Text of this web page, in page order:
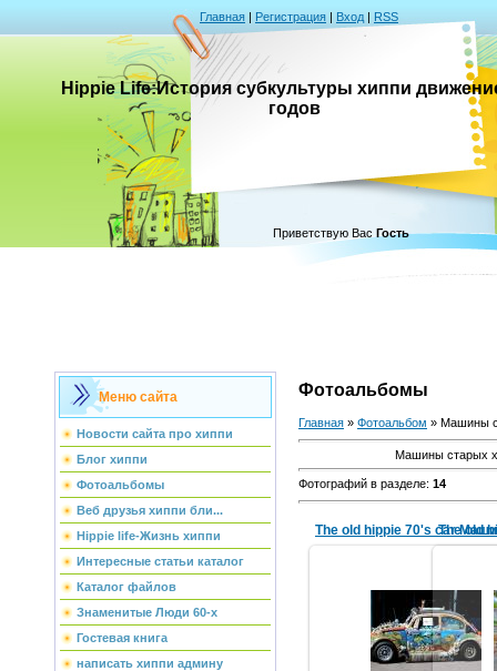
Главная | Регистрация | Вход | RSS
Hippie Life:История субкультуры хиппи
годов
Приветствую Вас Гость
Меню сайта
Новости сайта про хиппи
Блог хиппи
Фотоальбомы
Веб друзья хиппи бли...
Hippie life-Жизнь хиппи
Интересные статьи каталог
Каталог файлов
Знаменитые Люди 60-х
Гостевая книга
написать хиппи админу
Фотоальбомы
Главная » Фотоальбом » Машины
Машины старых
Фотографий в разделе: 14
09.07.2012
Машины старых хиппи
My dream car is a 1970's
camper van painted up all
my art-major f...
My